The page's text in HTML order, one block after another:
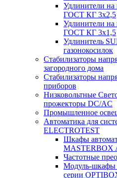
Удлинители
ГОСТ КГ 3х2,5
Удлинители
ГОСТ КГ 3х1,5
Удлинитель
газонокосилок
Стабилизаторы
загородного дома
Стабилизаторы
приборов
Низковольтные
прожекторы DC/AC
Промышленное
Автоматика для
ELECTROTEST
Шкафы
MASTERBOX
Частотные
Модуль-шкафы
серии